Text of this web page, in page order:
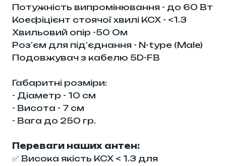
Потужність випромінювання - до 60 Вт
Коефіцієнт стоячої хвилі КСХ - <1.3
Хвильовий опір -50 Ом
Роз’єм для під’єднання - N-type (Male)
Подовжувач з кабелю 5D-FB
Габаритні розміри:
- Діаметр - 10 см
- Висота - 7 см
- Вага до 250 гр.
Переваги наших антен:
✅ Висока якість КСХ < 1.3 для